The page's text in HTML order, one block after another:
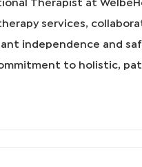
I
D
services,
independence and
to holistic,